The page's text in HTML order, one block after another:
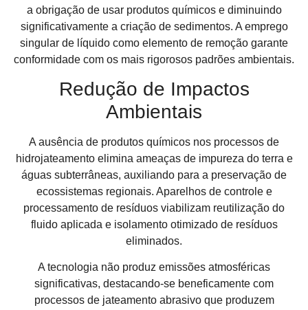
a obrigação de usar produtos químicos e diminuindo
significativamente a criação de sedimentos. A emprego
singular de líquido como elemento de remoção garante
conformidade com os mais rigorosos padrões ambientais.
Redução de Impactos
Ambientais
A ausência de produtos químicos nos processos de
hidrojateamento elimina ameaças de impureza do terra e
águas subterrâneas, auxiliando para a preservação de
ecossistemas regionais. Aparelhos de controle e
processamento de resíduos viabilizam reutilização do
fluido aplicada e isolamento otimizado de resíduos
eliminados.
A tecnologia não produz emissões atmosféricas
significativas, destacando-se beneficamente com
processos de jateamento abrasivo que produzem